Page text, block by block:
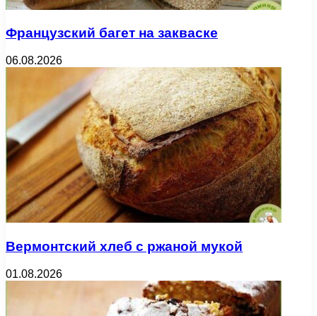
Французский багет на закваске
06.08.2026
Вермонтский хлеб с ржаной мукой
01.08.2026